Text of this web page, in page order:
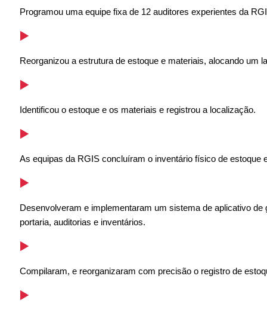
Programou uma equipe fixa de 12 auditores experientes da
Reorganizou a estrutura de estoque e materiais, alocando um
Identificou o estoque e os materiais e registrou a localização.
As equipas da RGIS concluíram o inventário físico de estoque
Desenvolveram e implementaram um sistema de aplicativo
portaria, auditorias e inventários.
Compilaram, e reorganizaram com precisão o registro de